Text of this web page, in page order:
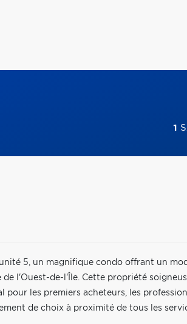
1
5, un magnifique condo offrant un
l'Ouest-de-l'Île. Cette propriété
pour les premiers acheteurs, les
de choix à proximité de tous les